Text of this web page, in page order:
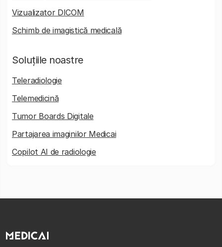
Vizualizator DICOM
Schimb de imagistică medicală
Soluțiile noastre
Teleradiologie
Telemedicină
Tumor Boards Digitale
Partajarea imaginilor Medicai
Copilot AI de radiologie